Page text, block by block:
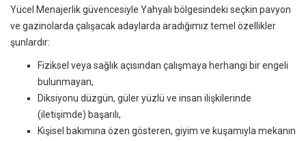
Yücel Menajerlik güvencesiyle Yahyalı bölgesindeki seçkin pavyon
ve gazinolarda çalışacak adaylarda aradığımız temel özellikler
şunlardır:
Fiziksel veya sağlık açısından çalışmaya herhangi bir engeli
bulunmayan,
Diksiyonu düzgün, güler yüzlü ve insan ilişkilerinde
(iletişimde) başarılı,
Kişisel bakımına özen gösteren, giyim ve kuşamıyla mekanın